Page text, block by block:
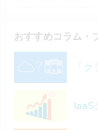
おすすめコラム・
「
IaaS